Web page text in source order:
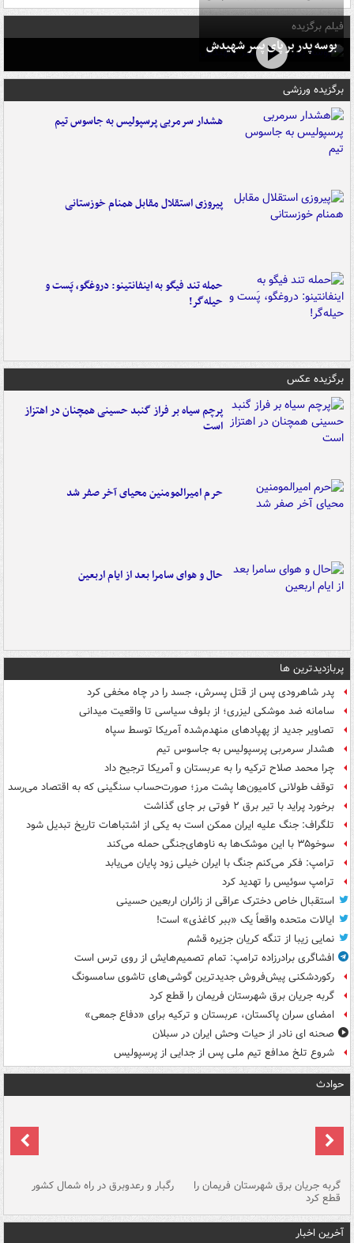
فیلم برگزیده
بوسه‌ پدر بر پای پسر شهیدش
برگزیده ورزشی
هشدار سرمربی پرسپولیس به جاسوس تیم
پیروزی استقلال مقابل همنام خوزستانی
حمله تند فیگو به اینفانتینو: دروغگو، پَست‌ و
حیله‌گر!
برگزیده عکس
پرچم سیاه بر فراز گنبد حسینی همچنان در اهتزاز
است
حرم امیرالمومنین محیای آخر صفر شد
حال و هوای سامرا بعد از ایام اربعین
پربازدیدترین ها
پدر شاهرودی پس از قتل پسرش، جسد را در چاه مخفی کرد
سامانه ضد موشکی لیزری؛ از بلوف سیاسی تا واقعیت میدانی
تصاویر جدید از پهپادهای منهدم‌شده آمریکا توسط سپاه
هشدار سرمربی پرسپولیس به جاسوس تیم
چرا محمد صلاح ترکیه را به عربستان و آمریکا ترجیح داد
توقف طولانی کامیون‌ها پشت مرز؛ صورت‌حساب سنگینی که به اقتصاد می‌رسد
برخورد پراید با تیر برق ۲ فوتی بر جای گذاشت
تلگراف: جنگ علیه ایران ممکن است به یکی از اشتباهات تاریخ تبدیل شود
سوخو۳۵ با این موشک‌ها به ناوهای‌جنگی حمله می‌کند
ترامپ: فکر می‌کنم جنگ با ایران خیلی زود پایان می‌یابد
ترامپ سوئیس را تهدید کرد
استقبال خاص دخترک عراقی از زائران اربعین حسینی
ایالات متحده واقعاً یک «ببر کاغذی» است!
نمایی زیبا از تنگه کریان جزیره قشم
افشاگری برادرزاده ترامپ: تمام تصمیم‌هایش از روی ترس است
رکوردشکنی پیش‌فروش جدیدترین گوشی‌های تاشوی سامسونگ
گربه جریان برق شهرستان فریمان را قطع کرد
امضای سران پاکستان، عربستان و ترکیه برای «دفاع جمعی»
صحنه ای نادر از حیات وحش ایران در سبلان
شروع تلخ مدافع تیم ملی پس از جدایی از پرسپولیس
حوادث
گربه جریان برق شهرستان فریمان را
قطع کرد
رگبار و رعدوبرق در راه شمال کشور
آخرین اخبار